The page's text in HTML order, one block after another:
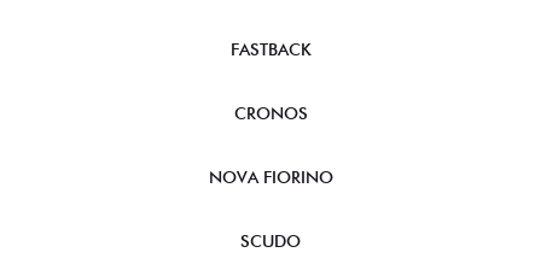
FASTBACK
CRONOS
NOVA FIORINO
SCUDO